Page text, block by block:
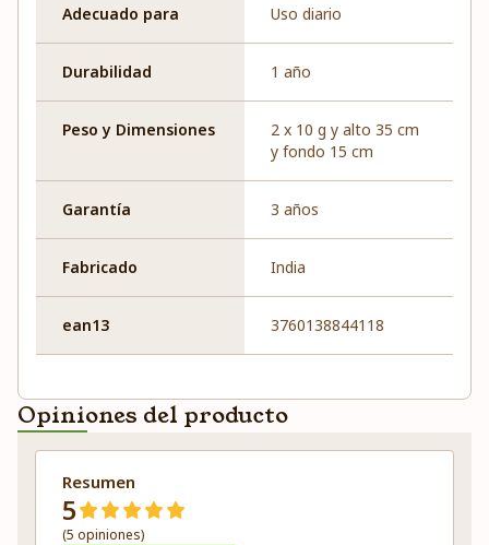
Adecuado para Uso diario
Durabilidad 1 año
Peso y Dimensiones
2 x 10 g y alto 35 cm
y fondo 15 cm
Garantía 3 años
Fabricado India
ean13 3760138844118
Opiniones del producto
Resumen
5
(5 opiniones)